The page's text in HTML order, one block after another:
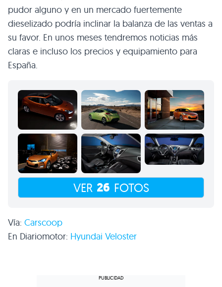
pudor alguno y en un mercado fuertemente
dieselizado podría inclinar la balanza de las ventas a
su favor. En unos meses tendremos noticias más
claras e incluso los precios y equipamiento para
España.
VER 26 FOTOS
Vía: Carscoop
En Diariomotor: Hyundai Veloster